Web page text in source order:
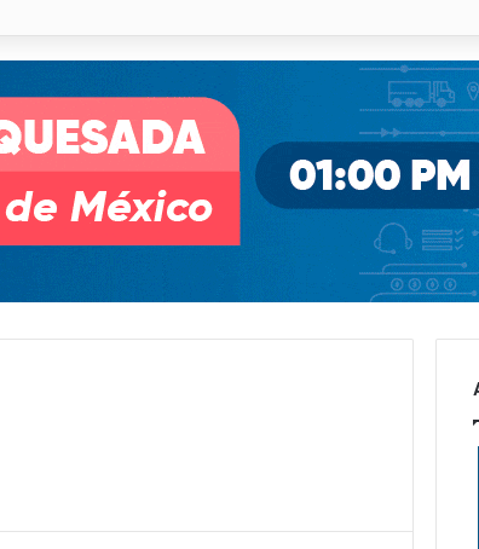
Potosí en la movilidad de Villa de Pozos